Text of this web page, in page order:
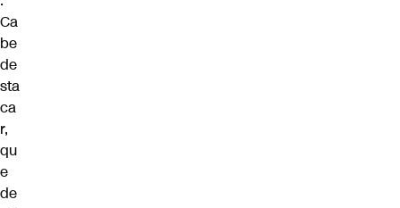
Ca
be
de
sta
ca
r,
qu
e
de